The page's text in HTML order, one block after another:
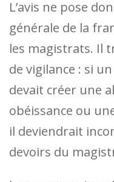
L’avis ne pose
générale de la
les magistrats. Il
de vigilance : si
devait créer une
obéissance ou
il deviendrait
devoirs du